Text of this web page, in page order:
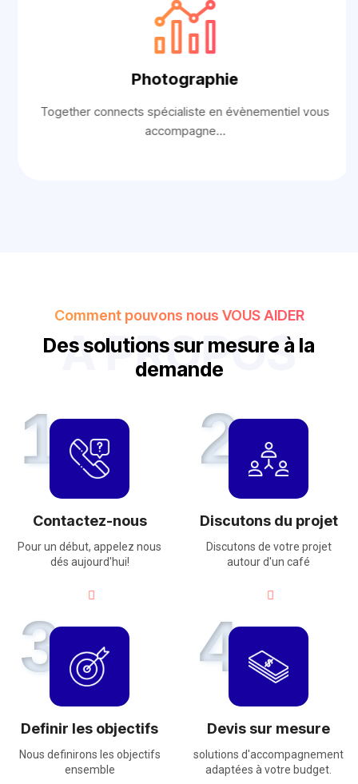
Photographie
Together connects spécialiste en évènementiel vous
accompagne…
A PROPOS
Comment pouvons nous VOUS AIDER
Dessolutionssur mesure à la
demande
1
Contactez-nous
Pour un début, appelez nous
dés aujourd'hui!
2
Discutons du projet
Discutons de votre projet
autour d'un café
3
Definir les objectifs
Nous definirons les objectifs
ensemble
4
Devis sur mesure
solutions d'accompagnement
adaptées à votre budget.